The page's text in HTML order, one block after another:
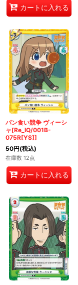
カートに入れる
パン食い競争 ヴィーシ
ャ[Re_IQ/001B-
075R[YS]]
50円(税込)
在庫数 12点
カートに入れる